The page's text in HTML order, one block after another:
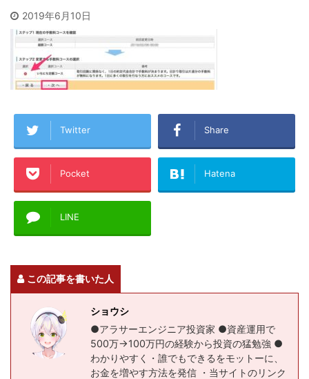
2019年6月10日
Twitter Share
Pocket Hatena
LINE
この記事を書いた人
ショウシ
●アラサーエンジニア投資家 ●資産運用で
500万→100万円の経験から投資の猛勉強 ●
わかりやすく・誰でもできるをモットーに、
お金を増やす方法を発信 ・当サイトのリンク